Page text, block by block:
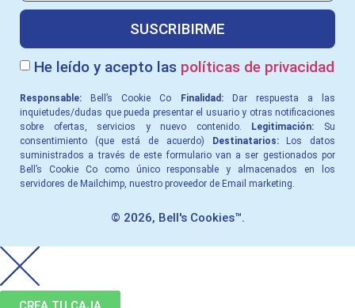
He leído y acepto las políticas de privacidad
SUSCRIBIRME
Responsable: Bell’s Cookie Co Finalidad:Dar respuesta a las
inquietudes/dudas que pueda presentar el usuario y otras notiﬁcaciones
sobre ofertas, servicios y nuevo contenido. Legitimación: Su
consentimiento (que está de acuerdo) Destinatarios:Los datos
suministrados a través de este formulario van a ser gestionados por
Bell’s Cookie Co como único responsable y almacenados en los
servidores de Mailchimp, nuestro proveedor de Email marketing.
© 2026, Bell's Cookies™.